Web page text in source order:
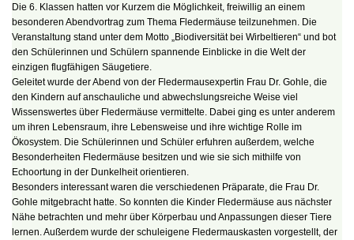
Die 6. Klassen hatten vor Kurzem die Möglichkeit, freiwillig an einem
besonderen Abendvortrag zum Thema Fledermäuse teilzunehmen. Die
Veranstaltung stand unter dem Motto „Biodiversität bei Wirbeltieren“ und bot
den Schülerinnen und Schülern spannende Einblicke in die Welt der
einzigen flugfähigen Säugetiere.
Geleitet wurde der Abend von der Fledermausexpertin Frau Dr. Gohle, die
den Kindern auf anschauliche und abwechslungsreiche Weise viel
Wissenswertes über Fledermäuse vermittelte. Dabei ging es unter anderem
um ihren Lebensraum, ihre Lebensweise und ihre wichtige Rolle im
Ökosystem. Die Schülerinnen und Schüler erfuhren außerdem, welche
Besonderheiten Fledermäuse besitzen und wie sie sich mithilfe von
Echoortung in der Dunkelheit orientieren.
Besonders interessant waren die verschiedenen Präparate, die Frau Dr.
Gohle mitgebracht hatte. So konnten die Kinder Fledermäuse aus nächster
Nähe betrachten und mehr über Körperbau und Anpassungen dieser Tiere
lernen. Außerdem wurde der schuleigene Fledermauskasten vorgestellt, der